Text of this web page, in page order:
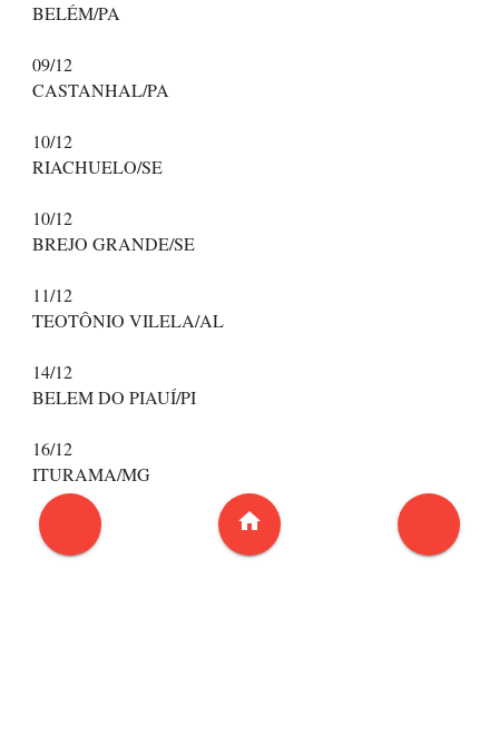
BELÉM/PA
09/12
CASTANHAL/PA
10/12
RIACHUELO/SE
10/12
BREJO GRANDE/SE
11/12
TEOTÔNIO VILELA/AL
14/12
BELEM DO PIAUÍ/PI
16/12
ITURAMA/MG